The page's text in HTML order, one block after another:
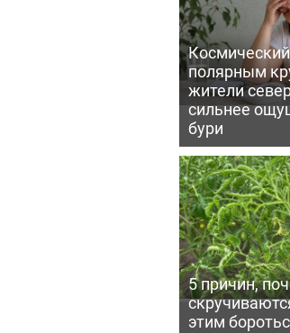
полярным
жители
сильнее
бури
5 причин,
этим